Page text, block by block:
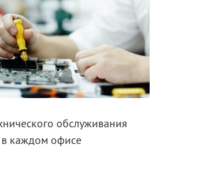
обслуживания
в каждом офисе